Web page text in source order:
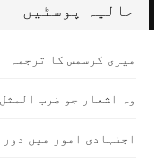
حالیہ پوسٹیں
میری کرسمس کا ترجمہ
وہ اشعار جو ضرب
اجتہادی امور میں